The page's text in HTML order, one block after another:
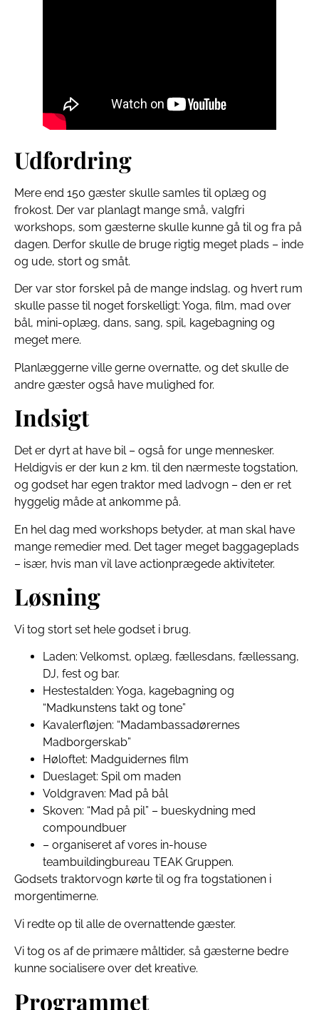
Udfordring
Mere end 150 gæster skulle samles til oplæg og
frokost. Der var planlagt mange små, valgfri
workshops, som gæsterne skulle kunne gå til og fra på
dagen. Derfor skulle de bruge rigtig meget plads – inde
og ude, stort og småt.
Der var stor forskel på de mange indslag, og hvert rum
skulle passe til noget forskelligt: Yoga, film, mad over
bål, mini-oplæg, dans, sang, spil, kagebagning og
meget mere.
Planlæggerne ville gerne overnatte, og det skulle de
andre gæster også have mulighed for.
Indsigt
Det er dyrt at have bil – også for unge mennesker.
Heldigvis er der kun 2 km. til den nærmeste togstation,
og godset har egen traktor med ladvogn – den er ret
hyggelig måde at ankomme på.
En hel dag med workshops betyder, at man skal have
mange remedier med. Det tager meget baggageplads
– især, hvis man vil lave actionprægede aktiviteter.
Løsning
Vi tog stort set hele godset i brug.
Laden: Velkomst, oplæg, fællesdans, fællessang,
DJ, fest og bar.
Hestestalden: Yoga, kagebagning og
“Madkunstens takt og tone”
Kavalerfløjen: “Madambassadørernes
Madborgerskab”
Høloftet: Madguidernes film
Dueslaget: Spil om maden
Voldgraven: Mad på bål
Skoven: “Mad på pil” – bueskydning med
compoundbuer
– organiseret af vores in-house
teambuildingbureau TEAK Gruppen.
Godsets traktorvogn kørte til og fra togstationen i
morgentimerne.
Vi redte op til alle de overnattende gæster.
Vi tog os af de primære måltider, så gæsterne bedre
kunne socialisere over det kreative.
Programmet